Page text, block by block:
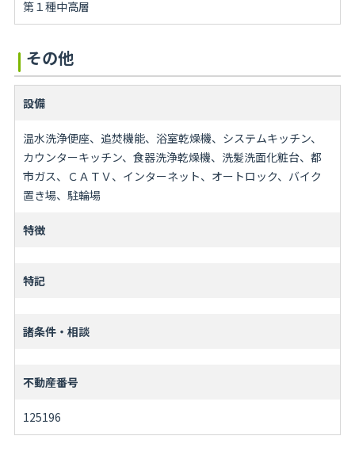
第１種中高層
その他
設備
温水洗浄便座、追焚機能、浴室乾燥機、システムキッチン、
カウンターキッチン、食器洗浄乾燥機、洗髪洗面化粧台、都
市ガス、ＣＡＴＶ、インターネット、オートロック、バイク
置き場、駐輪場
特徴
特記
諸条件・相談
不動産番号
125196